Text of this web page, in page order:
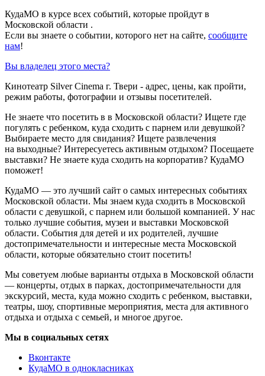
КудаМО в курсе всех событий, которые пройдут в
Московской области .
Если вы знаете о событии, которого нет на сайте, сообщите
нам!
Вы владелец этого места?
Кинотеатр Silver Cinema г. Твери - адрес, цены, как пройти,
режим работы, фотографии и отзывы посетителей.
Не знаете что посетить в в Московской области? Ищете где
погулять с ребенком, куда сходить с парнем или девушкой?
Выбираете место для свидания? Ищете развлечения
на выходные? Интересуетесь активным отдыхом? Посещаете
выставки? Не знаете куда сходить на корпоратив? КудаМО
поможет!
КудаМО — это лучший сайт о самых интересных событиях
Московской области. Мы знаем куда сходить в Московской
области с девушкой, с парнем или большой компанией. У нас
только лучшие события, музеи и выставки Московской
области. События для детей и их родителей, лучшие
достопримечательности и интересные места Московской
области, которые обязательно стоит посетить!
Мы советуем любые варианты отдыха в Московской области
— концерты, отдых в парках, достопримечательности для
экскурсий, места, куда можно сходить с ребенком, выставки,
театры, шоу, спортивные мероприятия, места для активного
отдыха и отдыха с семьей, и многое другое.
Мы в социальных сетях
Вконтакте
КудаМО в однокласниках